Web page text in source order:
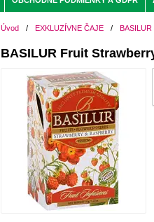
Úvod / EXKLUZÍVNE ČAJE / BASILUR
BASILUR Fruit